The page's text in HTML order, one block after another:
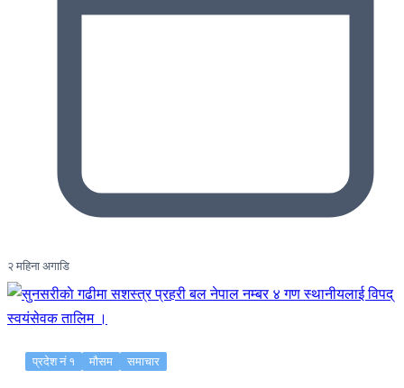
२ महिना अगाडि
प्रदेश नं १ मौसम समाचार